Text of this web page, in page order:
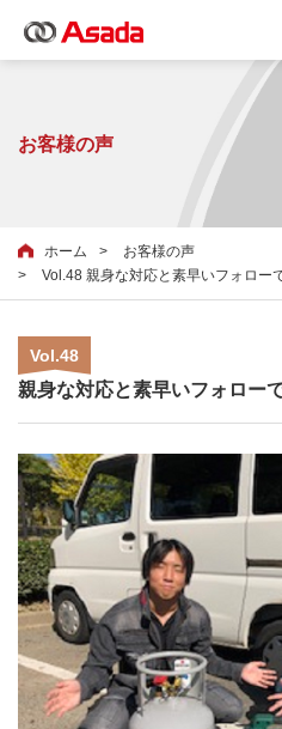
お客様の声
ホーム
お客様の声
Vol.48 親身な対応と素早いフォロー
Vol.48
親身な対応と素早いフォロー